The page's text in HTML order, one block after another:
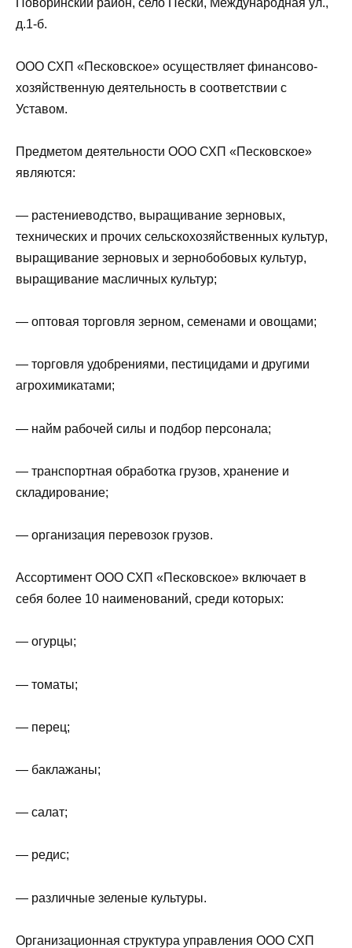
д.1-б.
ООО СХП «Песковское» осуществляет финансово-
хозяйственную деятельность в соответствии с
Уставом.
Предметом деятельности ООО СХП «Песковское»
являются:
— растениеводство, выращивание зерновых,
технических и прочих сельскохозяйственных культур,
выращивание зерновых и зернобобовых культур,
выращивание масличных культур;
— оптовая торговля зерном, семенами и овощами;
— торговля удобрениями, пестицидами и другими
агрохимикатами;
— найм рабочей силы и подбор персонала;
— транспортная обработка грузов, хранение и
складирование;
— организация перевозок грузов.
Ассортимент ООО СХП «Песковское» включает в
себя более 10 наименований, среди которых:
— огурцы;
— томаты;
— перец;
— баклажаны;
— салат;
— редис;
— различные зеленые культуры.
Организационная структура управления ООО СХП